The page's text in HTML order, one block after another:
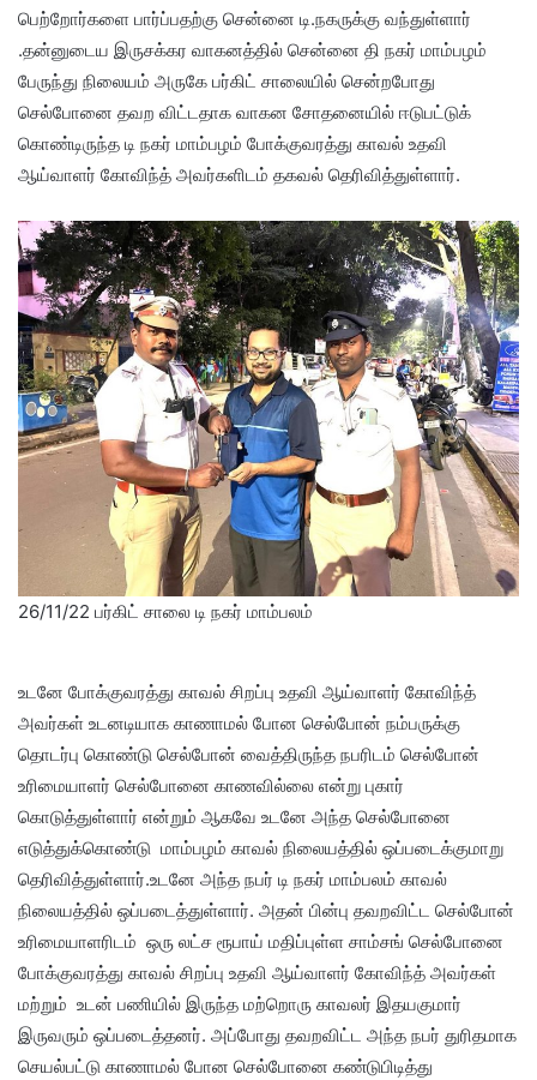
பெற்றோர்களை பார்ப்பதற்கு சென்னை டி.நகருக்கு வந்துள்ளார்
.தன்னுடைய இருசக்கர வாகனத்தில் சென்னை தி நகர் மாம்பழம்
பேருந்து நிலையம் அருகே பர்கிட் சாலையில் சென்றபோது
செல்போனை தவற விட்டதாக வாகன சோதனையில் ஈடுபட்டுக்
கொண்டிருந்த டி நகர் மாம்பழம் போக்குவரத்து காவல் உதவி
ஆய்வாளர் கோவிந்த் அவர்களிடம் தகவல் தெரிவித்துள்ளார்.
26/11/22 பர்கிட் சாலை டி நகர் மாம்பலம்
உடனே போக்குவரத்து காவல் சிறப்பு உதவி ஆய்வாளர் கோவிந்த்
அவர்கள் உடனடியாக காணாமல் போன செல்போன் நம்பருக்கு
தொடர்பு கொண்டு செல்போன் வைத்திருந்த நபரிடம் செல்போன்
உரிமையாளர் செல்போனை காணவில்லை என்று புகார்
கொடுத்துள்ளார் என்றும் ஆகவே உடனே அந்த செல்போனை
எடுத்துக்கொண்டு மாம்பழம் காவல் நிலையத்தில் ஒப்படைக்குமாறு
தெரிவித்துள்ளார்.உடனே அந்த நபர் டி நகர் மாம்பலம் காவல்
நிலையத்தில் ஒப்படைத்துள்ளார். அதன் பின்பு தவறவிட்ட செல்போன்
உரிமையாளரிடம் ஒரு லட்ச ரூபாய் மதிப்புள்ள சாம்சங் செல்போனை
போக்குவரத்து காவல் சிறப்பு உதவி ஆய்வாளர் கோவிந்த் அவர்கள்
மற்றும் உடன் பணியில் இருந்த மற்றொரு காவலர் இதயகுமார்
இருவரும் ஒப்படைத்தனர். அப்போது தவறவிட்ட அந்த நபர் துரிதமாக
செயல்பட்டு காணாமல் போன செல்போனை கண்டுபிடித்து